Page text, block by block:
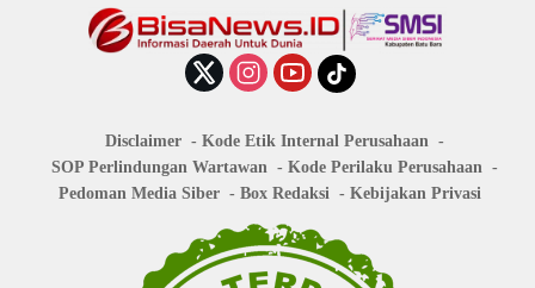
Disclaimer
Kode Etik Internal Perusahaan
SOP Perlindungan Wartawan
Kode Perilaku Perusahaan
Pedoman Media Siber
Box Redaksi Kebijakan Privasi